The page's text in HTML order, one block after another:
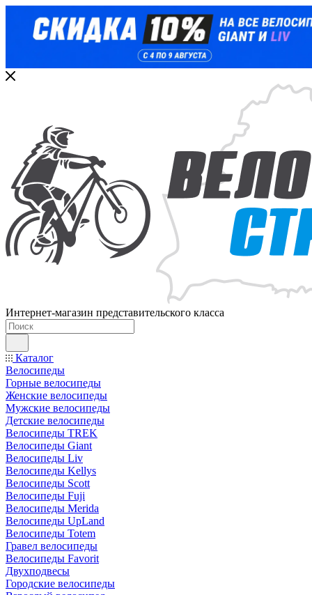
Интернет-магазин представительского класса
Каталог
Велосипеды
Горные велосипеды
Женские велосипеды
Мужские велосипеды
Детские велосипеды
Велосипеды TREK
Велосипеды Giant
Велосипеды Liv
Велосипеды Kellys
Велосипеды Scott
Велосипеды Fuji
Велосипеды Merida
Велосипеды UpLand
Велосипеды Totem
Гравел велосипеды
Велосипеды Favorit
Двухподвесы
Городские велосипеды